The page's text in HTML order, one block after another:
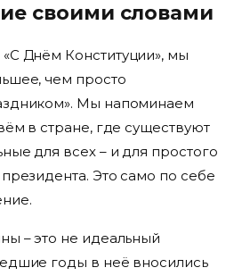
своими словами
Днём Конституции», мы
чем просто
Мы напоминаем
в стране, где существуют
для всех – и для простого
Это само по себе
– это не идеальный
годы в неё вносились